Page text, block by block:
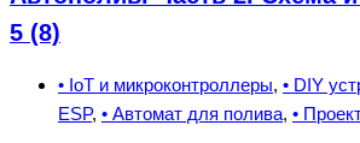
5 (8)
• IoT и микроконтроллеры, • DIY
ESP, • Автомат для полива, •